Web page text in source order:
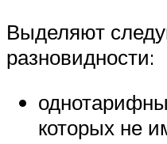
Выделяют
разновидности:
которых не